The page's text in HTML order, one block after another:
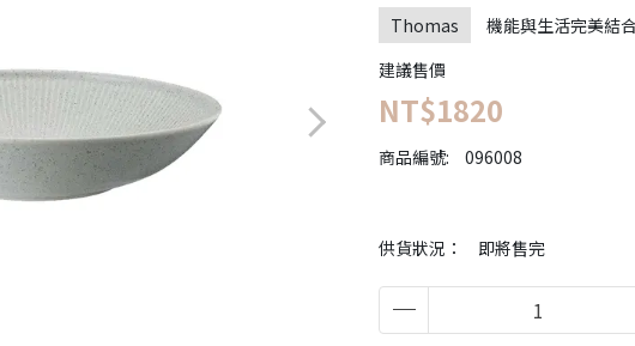
Thomas
機能與生活完美結
建議售價
NT$1820
商品編號: 096008
供貨狀況： 即將售完